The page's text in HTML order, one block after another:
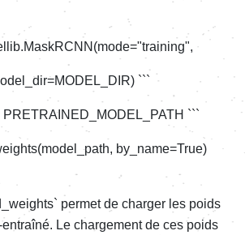
```
PRETRAINED_MODEL_PATH ```
by_name=True)
permet de charger les poids
Le chargement de ces poids